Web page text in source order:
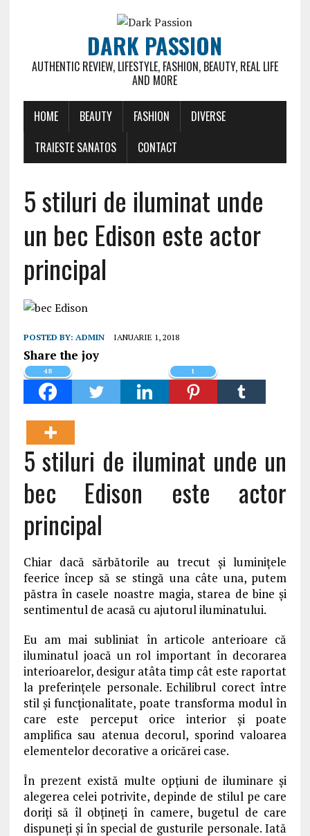
DARK PASSION
AUTHENTIC REVIEW, LIFESTYLE, FASHION, BEAUTY, REAL LIFE
AND MORE
HOME BEAUTY FASHION
DIVERSE
TRAIESTE SANATOS
CONTACT
5 stiluri de iluminat unde
un bec Edison este actor
principal
POSTED BY: ADMIN IANUARIE 1, 2018
Share the joy
48 1
5 stiluri de iluminat unde un
bec Edison este actor
principal
Chiar dacă sărbătorile au trecut și luminițele
feerice încep să se stingă una câte una, putem
păstra în casele noastre magia, starea de bine și
sentimentul de acasă cu ajutorul iluminatului.
Eu am mai subliniat în articole anterioare că
iluminatul joacă un rol important în decorarea
interioarelor, desigur atâta timp cât este raportat
la preferințele personale. Echilibrul corect între
stil și funcționalitate, poate transforma modul în
care este perceput orice interior și poate
amplifica sau atenua decorul, sporind valoarea
elementelor decorative a oricărei case.
În prezent există multe opțiuni de iluminare și
alegerea celei potrivite, depinde de stilul pe care
doriți să îl obțineți în camere, bugetul de care
dispuneți și în special de gusturile personale. Iată